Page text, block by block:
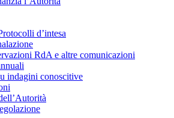
d’intesa
RdA e altre comunicazioni
indagini conoscitive